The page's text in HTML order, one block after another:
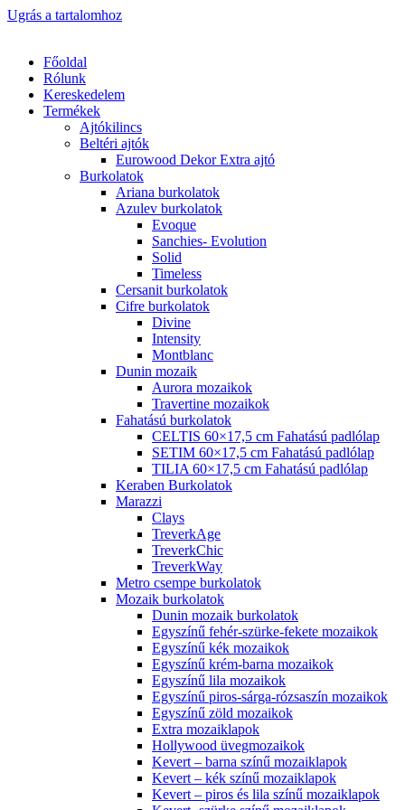
Ugrás a tartalomhoz
Főoldal
Rólunk
Kereskedelem
Termékek
Ajtókilincs
Beltéri ajtók
Eurowood Dekor Extra ajtó
Burkolatok
Ariana burkolatok
Azulev burkolatok
Evoque
Sanchies- Evolution
Solid
Timeless
Cersanit burkolatok
Cifre burkolatok
Divine
Intensity
Montblanc
Dunin mozaik
Aurora mozaikok
Travertine mozaikok
Fahatású burkolatok
CELTIS 60×17,5 cm Fahatású padlólap
SETIM 60×17,5 cm Fahatású padlólap
TILIA 60×17,5 cm Fahatású padlólap
Keraben Burkolatok
Marazzi
Clays
TreverkAge
TreverkChic
TreverkWay
Metro csempe burkolatok
Mozaik burkolatok
Dunin mozaik burkolatok
Egyszínű fehér-szürke-fekete mozaikok
Egyszínű kék mozaikok
Egyszínű krém-barna mozaikok
Egyszínű lila mozaikok
Egyszínű piros-sárga-rózsaszín mozaikok
Egyszínű zöld mozaikok
Extra mozaiklapok
Hollywood üvegmozaikok
Kevert – barna színű mozaiklapok
Kevert – kék színű mozaiklapok
Kevert – piros és lila színű mozaiklapok